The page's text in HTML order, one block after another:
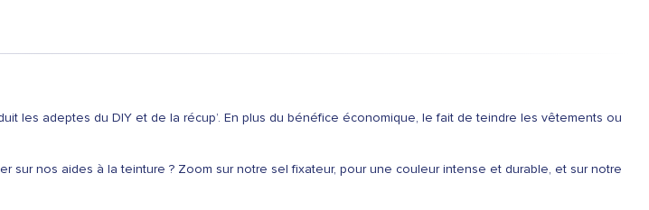
les adeptes du DIY et de la récup’. En plus du bénéfice économique, le fait de teindre les vêtements ou
nos aides à la teinture ? Zoom sur notre sel fixateur, pour une couleur intense et durable, et sur notre